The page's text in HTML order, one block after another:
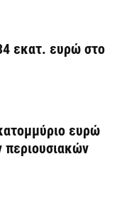
εκατ. ευρώ στο
ευρώ